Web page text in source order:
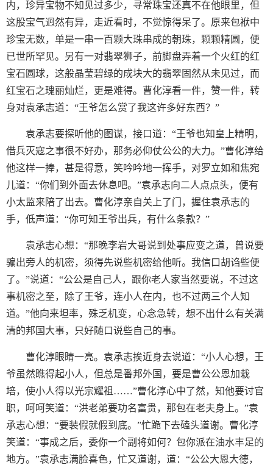
内，珍异宝物不知见过多少，寻常珠宝还真不在他眼里，但
这股宝气迥然有异，走近看时，不觉惊得呆了。原来包袱中
珍宝无数，单是一串一百颗大珠串成的朝珠，颗颗精圆，便
已世所罕见。另有一对翡翠狮子，前脚盘弄着一个火红的红
宝石圆球，这般晶莹碧绿的成块大的翡翠固然从未见过，而
红宝石之瑰丽灿烂，更是难得。曹化淳看一件，赞一件，转
身对袁承志道：“王爷怎么赏了我这许多好东西？”
袁承志要探听他的图谋，接口道：“王爷也知皇上精明，
借兵灭寇之事很不好办，那务必仰仗公公的大力。”曹化淳给
他这样一捧，甚是得意，笑吟吟地一挥手，对罗立如和焦宛
儿道：“你们到外面去休息吧。”袁承志向二人点点头，便有
小太监来陪了出去。曹化淳亲自关上了门，握住袁承志的
手，低声道：“你可知王爷出兵，有什么条款？”
袁承志心想：“那晚李岩大哥说到处事应变之道，曾说要
骗出旁人的机密，须得先说些机密给他听。我信口胡诌些便
了。”说道：“公公是自己人，跟你老人家当然要说，不过这
事机密之至，除了王爷，连小人在内，也不过两三个人知
道。”他向来坦率，殊乏机变，心念急转，想不出什么有关满
清的邦国大事，只好随口说些自己的事。
曹化淳眼睛一亮。袁承志挨近身去说道：“小人心想，王
爷虽然瞧得起小人，但总是番邦外国，要是曹公公恩加栽
培，使小人得以光宗耀祖……”曹化淳心中了然，知他要讨官
职，呵呵笑道：“洪老弟要功名富贵，那包在老夫身上。”袁
承志心想：“要装假就假到底。”忙跪下去磕头道谢。曹化淳
笑道：“事成之后，委你一个副将如何？包你派在油水丰足的
地方。”袁承志满脸喜色，忙又道谢，道：“公公大恩大德，